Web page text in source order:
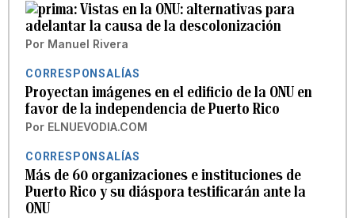
Vistas en la ONU: alternativas para
adelantar la causa de la descolonización
Por Manuel Rivera
CORRESPONSALÍAS
Proyectan imágenes en el edificio de la ONU en
favor de la independencia de Puerto Rico
Por ELNUEVODIA.COM
CORRESPONSALÍAS
Más de 60 organizaciones e instituciones de
Puerto Rico y su diáspora testificarán ante la
ONU